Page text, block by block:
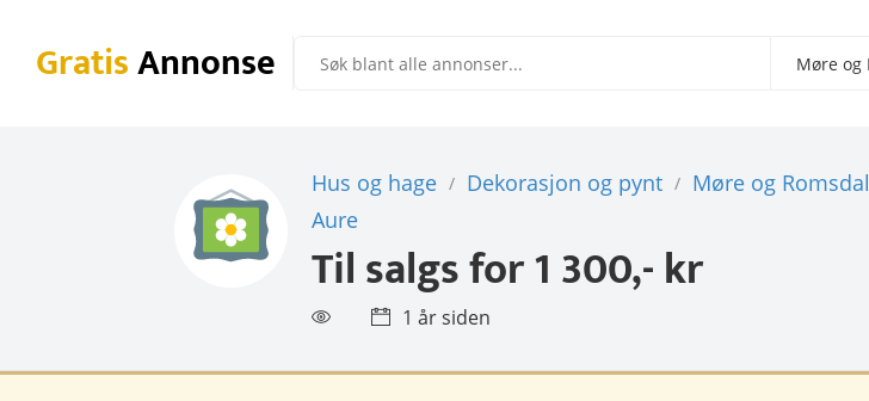
GratisAnnonse
Hus og hage / Dekorasjon og pynt / Møre og Romsdal
Aure
Til salgs for1 300,- kr
1 år siden